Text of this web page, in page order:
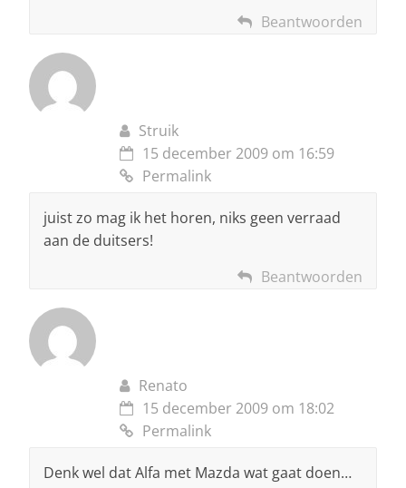
Beantwoorden
Struik
15 december 2009 om 16:59
Permalink
juist zo mag ik het horen, niks geen verraad
aan de duitsers!
Beantwoorden
Renato
15 december 2009 om 18:02
Permalink
Denk wel dat Alfa met Mazda wat gaat doen…